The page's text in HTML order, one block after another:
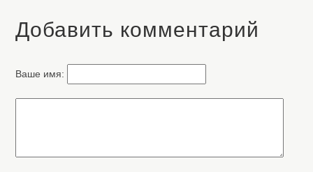
Добавить комментарий
Ваше имя: